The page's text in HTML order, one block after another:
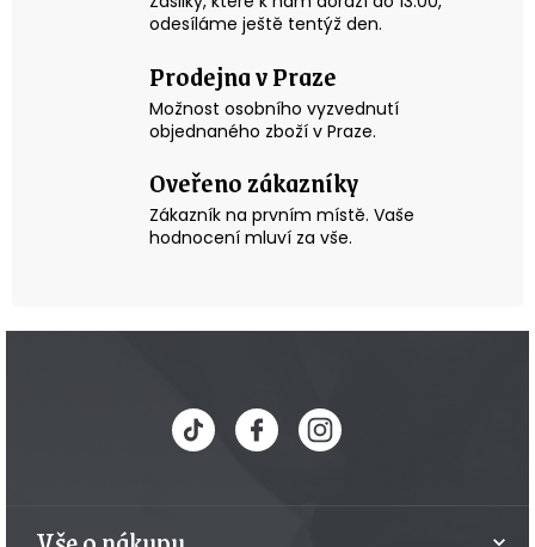
odesíláme ještě tentýž den.
Prodejna v Praze
Možnost osobního vyzvednutí
objednaného zboží v Praze.
Oveřeno zákazníky
Zákazník na prvním místě. Vaše
hodnocení mluví za vše.
Z